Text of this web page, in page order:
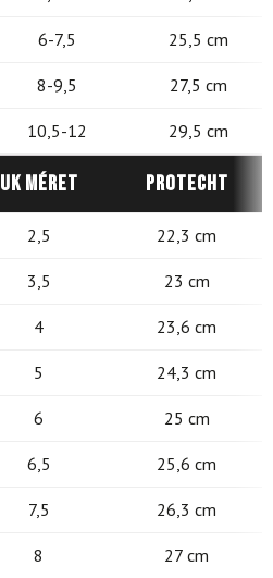
6-7,5 25,5 cm
8-9,5 27,5 cm
10,5-12 29,5 cm
UK méret Protecht
2,5 22,3 cm
3,5 23 cm
4 23,6 cm
5 24,3 cm
6 25 cm
6,5 25,6 cm
7,5 26,3 cm
8 27 cm